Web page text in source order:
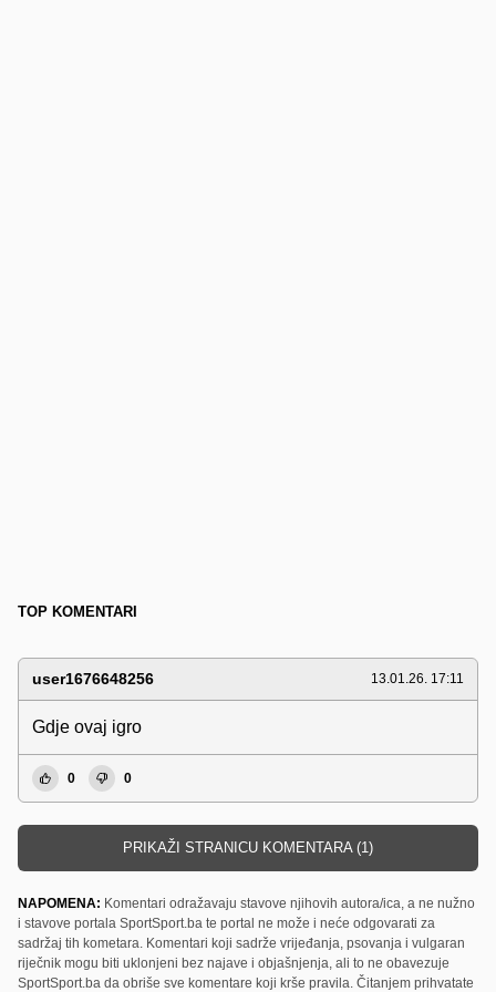
TOP KOMENTARI
user1676648256 13.01.26. 17:11
Gdje ovaj igro
0 0
PRIKAŽI STRANICU KOMENTARA (1)
NAPOMENA: Komentari odražavaju stavove njihovih autora/ica, a ne nužno
i stavove portala SportSport.ba te portal ne može i neće odgovarati za
sadržaj tih kometara. Komentari koji sadrže vrijeđanja, psovanja i vulgaran
riječnik mogu biti uklonjeni bez najave i objašnjenja, ali to ne obavezuje
SportSport.ba da obriše sve komentare koji krše pravila. Čitanjem prihvatate